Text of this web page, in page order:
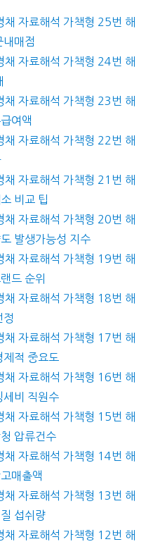
자료해석 가책형 25번 해
내매점
자료해석 가책형 24번 해
자료해석 가책형 23번 해
여액
자료해석 가책형 22번 해
자료해석 가책형 21번 해
비교 팁
자료해석 가책형 20번 해
발생가능성 지수
자료해석 가책형 19번 해
드 순위
자료해석 가책형 18번 해
정
자료해석 가책형 17번 해
제적 중요도
자료해석 가책형 16번 해
세비 직원수
자료해석 가책형 15번 해
압류건수
자료해석 가책형 14번 해
매출액
자료해석 가책형 13번 해
섭쉬량
자료해석 가책형 12번 해